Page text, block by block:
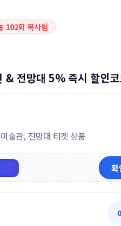
102회 복사됨
& 전망대 5% 즉시 할인
술관, 전망대 티켓 상품